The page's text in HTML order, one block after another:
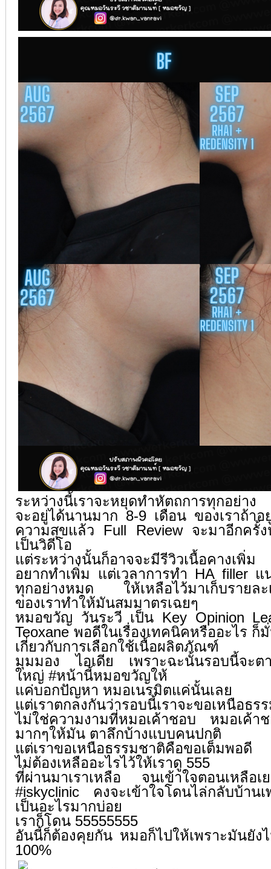
ระหว่างนี้เราจะหยุดทำหัตถการทุกอย่าง
จะอยู่ได้นานมาก 8-9 เดือน ของเราถ้าอ
ความสุขแล้ว Full Review จะมาอีกครั้
เป็นวิดีโอ
แต่ระหว่างนั้นก็อาจจะมีรีวิวเนื้อคางเพิ่
อยากทำเพิ่ม แต่เวลาการทำ HA filler แ
ทุกอย่างหมด ให้เหลือไว้มาเก็บรายละ
ของเราทำให้มันสมมาตรเฉยๆ
หมอขวัญ วันระวี เป็น Key Opinion
Teoxane พอดีในเรื่องเทคนิคหรืออะไร
เกี่ยวกับการเลือกใช้เนื้อผลิตภัณฑ์
มุมมอง ไอเดีย เพราะฉะนั้นรอบนี้จะต
ใหญ่ #หน้านี้หมอขวัญให้
แค่บอกปัญหา หมอเนรมิตแค่นั้นเลย
แต่เราตกลงกันว่ารอบนี้เราจะขอเหนือ
ไม่ใช่ความงามที่หมอเค้าชอบ หมอเค้า
มากๆให้มัน ตาลึกบ้างแบบคนปกติ
แต่เราขอเหนือธรรมชาติคือขอเต็มพอดี
ไม่ต้องเหลืออะไรไว้ให้เราดู 555
ที่ผ่านมาเราเหลือ จนเข้าใจตอนเหลือ
#iskyclinic คงจะเข้าใจโดนไล่กลับบ้านเ
เป็นอะไรมากบ่อย
เราก็โดน 55555555
อันนี้ก็ต้องคุยกัน หมอก็ไปให้เพราะมันยัง
100%